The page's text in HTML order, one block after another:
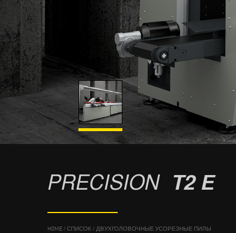
PRECISION T2 E
HOME /СПИСОК /ДВУХГОЛОВОЧНЫЕ УСОРЕЗНЫЕ ПИЛЫ